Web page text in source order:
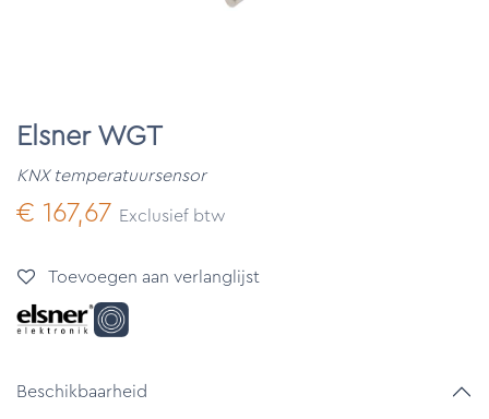
Elsner WGT
KNX temperatuursensor
€ 167,67 Exclusief btw
Toevoegen aan verlanglijst
Beschikbaarheid